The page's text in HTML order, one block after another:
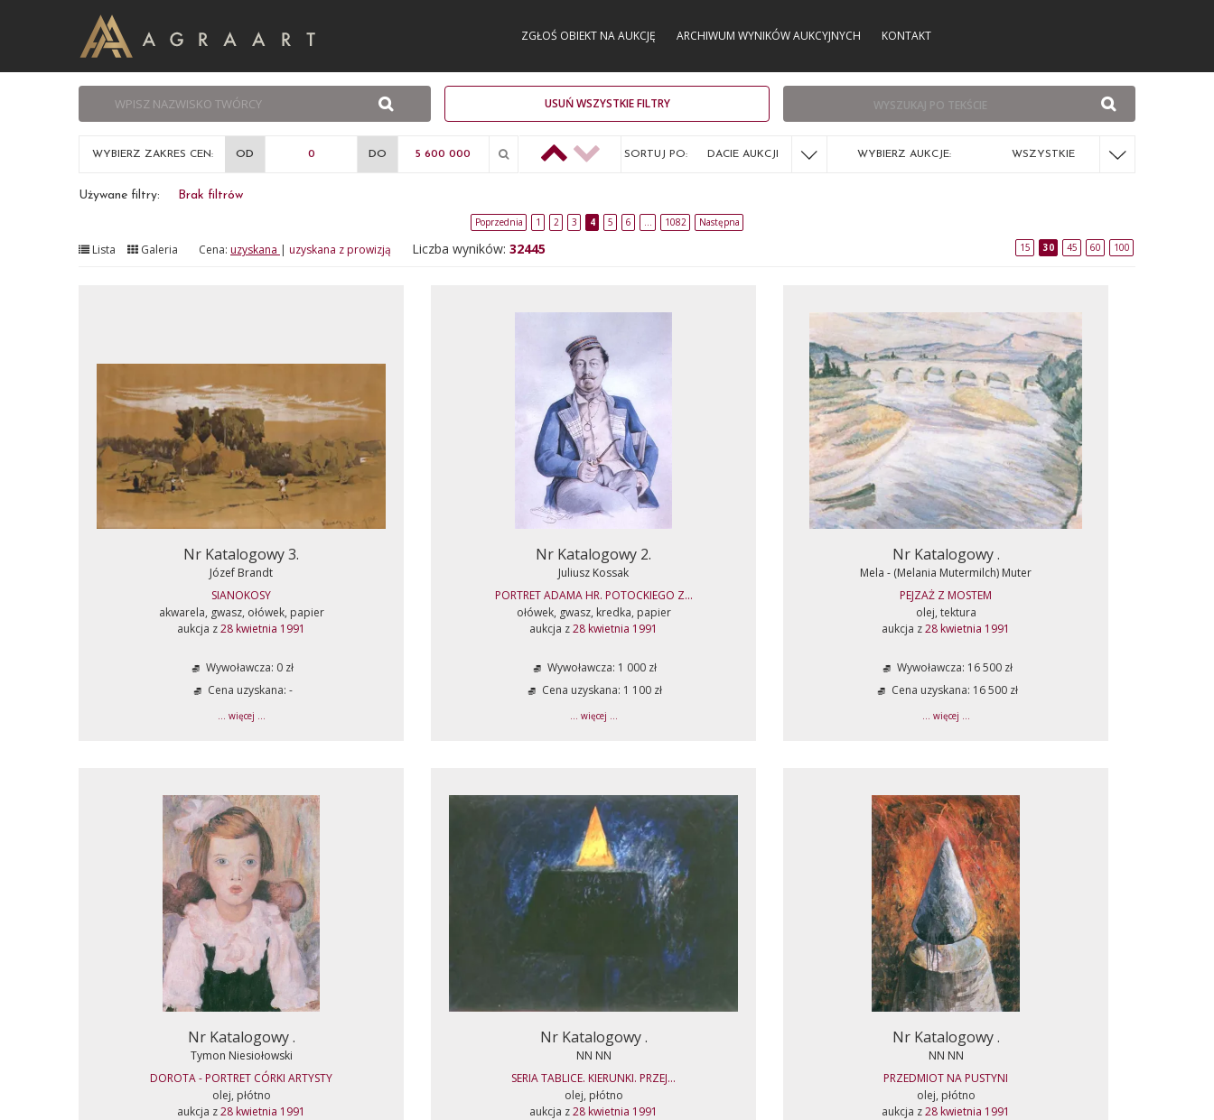
ZGŁOŚ OBIEKT NA AUKCJĘ ARCHIWUM WYNIKÓW AUKCYJNYCH KONTAKT
USUŃ WSZYSTKIE FILTRY
WYBIERZ ZAKRES CEN: OD DO SORTUJ PO: DACIE AUKCJI WYBIERZ AUKCJE: WSZYSTKIE
Używane filtry: Brak filtrów
Poprzednia 1 2 3 4 5 6 … 1082 Następna
Lista Galeria Cena: uzyskana | uzyskana z prowizją Liczba wyników: 32445 15 30 45 60 100
Nr Katalogowy 3.
Józef Brandt
SIANOKOSY
akwarela, gwasz, ołówek, papier
aukcja z28 kwietnia 1991
Wywoławcza: 0 zł
Cena uzyskana: -
... więcej ...
Nr Katalogowy 2.
Juliusz Kossak
PORTRET ADAMA HR. POTOCKIEGO Z...
ołówek, gwasz, kredka, papier
aukcja z28 kwietnia 1991
Wywoławcza: 1 000 zł
Cena uzyskana: 1 100 zł
... więcej ...
Nr Katalogowy .
Mela - (Melania Mutermilch) Muter
PEJZAŻ Z MOSTEM
olej, tektura
aukcja z28 kwietnia 1991
Wywoławcza: 16 500 zł
Cena uzyskana: 16 500 zł
... więcej ...
Nr Katalogowy .
Tymon Niesiołowski
DOROTA - PORTRET CÓRKI ARTYSTY
olej, płótno
aukcja z28 kwietnia 1991
Nr Katalogowy .
NN NN
SERIA TABLICE. KIERUNKI. PRZEJ...
olej, płótno
aukcja z28 kwietnia 1991
Nr Katalogowy .
NN NN
PRZEDMIOT NA PUSTYNI
olej, płótno
aukcja z28 kwietnia 1991